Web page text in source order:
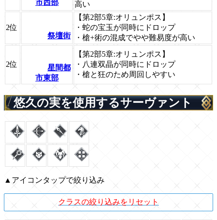
市西部 高い
2位
祭壇街
【第2部5章:オリュンポス】
・蛇の宝玉が同時にドロップ
・槍+術の混成でやや難易度が高い
2位
星間都
市東部
【第2部5章:オリュンポス】
・八連双晶が同時にドロップ
・槍と狂のため周回しやすい
悠久の実を使用するサーヴァント
▲アイコンタップで絞り込み
クラスの絞り込みをリセット